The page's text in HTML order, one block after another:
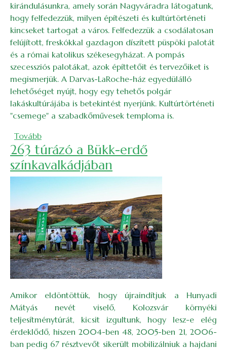
kirándulásunkra, amely során Nagyváradra látogatunk,
hogy felfedezzük, milyen építészeti és kultúrtörténeti
kincseket tartogat a város. Felfedezzük a csodálatosan
felújított, freskókkal gazdagon díszített püspöki palotát
és a római katolikus székesegyházat. A pompás
szecessziós palotákat, azok építtetőit és tervezőiket is
megismerjük. A Darvas-LaRoche-ház egyedülálló
lehetőséget nyújt, hogy egy tehetős polgár
lakáskultúrájába is betekintést nyerjünk. Kultúrtörténeti
"csemege" a szabadkőművesek temploma is.
Tovább(Nagyvárad kincsei )
263 túrázó a Bükk-erdő
színkavalkádjában
Amikor eldöntöttük, hogy újraindítjuk a Hunyadi
Mátyás nevét viselő, Kolozsvár környéki
teljesítménytúrát, kicsit izgultunk, hogy lesz-e elég
érdeklődő, hiszen 2004-ben 48, 2005-ben 21, 2006-
ban pedig 67 résztvevőt sikerült mobilizálniuk a hajdani